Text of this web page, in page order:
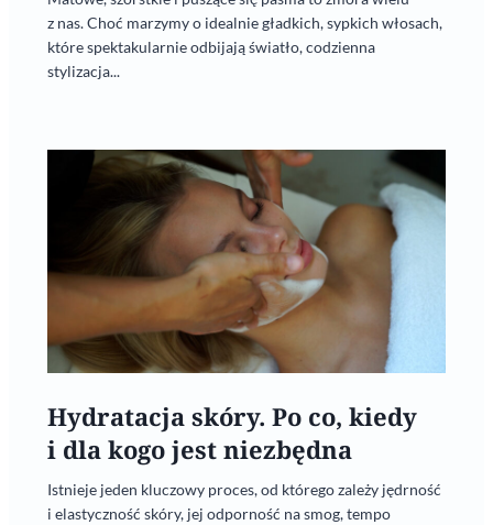
z nas. Choć marzymy o idealnie gładkich, sypkich włosach,
które spektakularnie odbijają światło, codzienna
stylizacja...
Hydratacja skóry. Po co, kiedy
i dla kogo jest niezbędna
Istnieje jeden kluczowy proces, od którego zależy jędrność
i elastyczność skóry, jej odporność na smog, tempo